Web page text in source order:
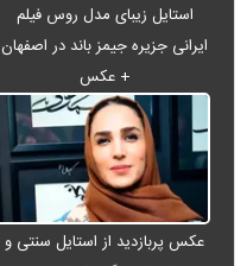
استایل زیبای مدل روس فیلم
ایرانی جزیره جیمز باند در اصفهان
+ عکس
عکس پربازدید از استایل سنتی و